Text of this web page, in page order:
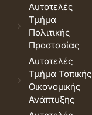
Αυτοτελές
Τμήμα
Πολιτικής
Προστασίας
Αυτοτελές
Τμήμα Τοπικής
Οικονομικής
Ανάπτυξης